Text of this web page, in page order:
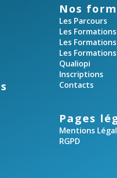
Nos
Les Parcours
Les
Les
Les
Qualiopi
Inscriptions
Contacts
Pages
Mentions
RGPD